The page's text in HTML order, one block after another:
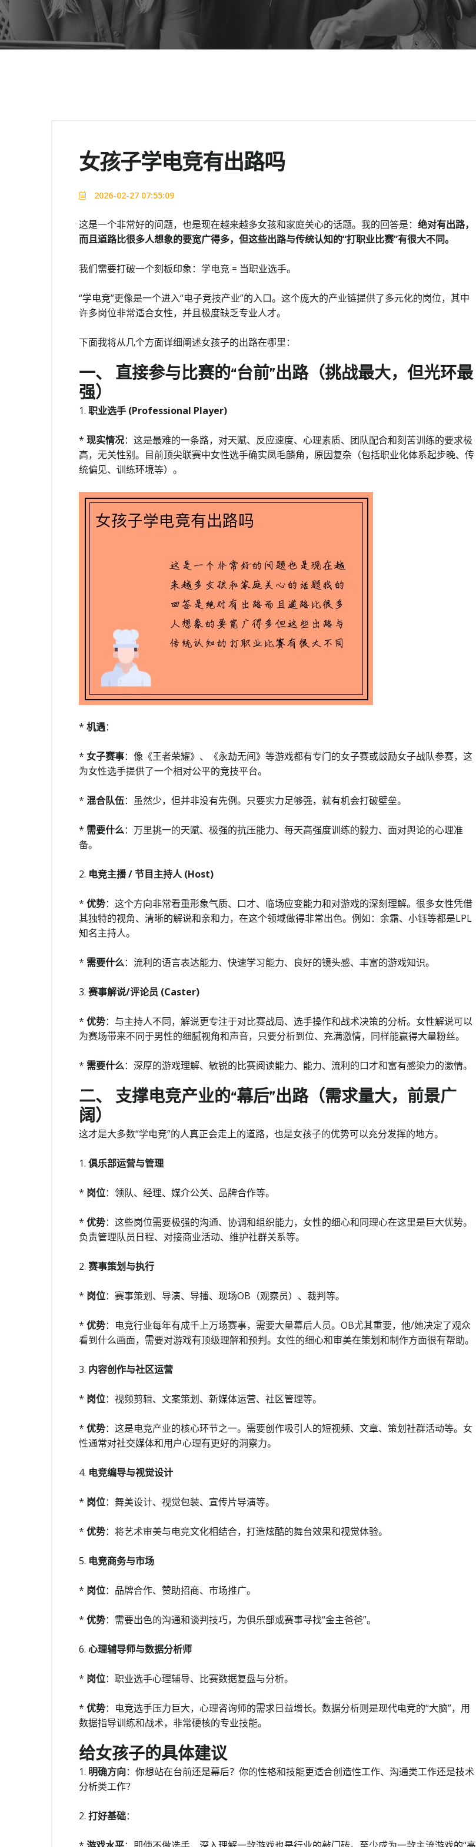
女孩子学电竞有出路吗
2026-02-27 07:55:09
这是一个非常好的问题，也是现在越来越多女孩和家庭关心的话题。我的回答是： 绝对有出路，
而且道路比很多人想象的要宽广得多，但这些出路与传统认知的“打职业比赛”有很大不同。
我们需要打破一个刻板印象：学电竞 = 当职业选手。
“学电竞”更像是一个进入“电子竞技产业”的入口。这个庞大的产业链提供了多元化的岗位，其中
许多岗位非常适合女性，并且极度缺乏专业人才。
下面我将从几个方面详细阐述女孩子的出路在哪里：
一、 直接参与比赛的“台前”出路（挑战最大，但光环最
强）
1. 职业选手 (Professional Player)
* 现实情况：这是最难的一条路，对天赋、反应速度、心理素质、团队配合和刻苦训练的要求极
高，无关性别。目前顶尖联赛中女性选手确实凤毛麟角，原因复杂（包括职业化体系起步晚、传
统偏见、训练环境等）。
* 机遇：
* 女子赛事：像《王者荣耀》、《永劫无间》等游戏都有专门的女子赛或鼓励女子战队参赛，这
为女性选手提供了一个相对公平的竞技平台。
* 混合队伍：虽然少，但并非没有先例。只要实力足够强，就有机会打破壁垒。
* 需要什么：万里挑一的天赋、极强的抗压能力、每天高强度训练的毅力、面对舆论的心理准
备。
2. 电竞主播 / 节目主持人 (Host)
* 优势：这个方向非常看重形象气质、口才、临场应变能力和对游戏的深刻理解。很多女性凭借
其独特的视角、清晰的解说和亲和力，在这个领域做得非常出色。例如：余霜、小钰等都是LPL
知名主持人。
* 需要什么：流利的语言表达能力、快速学习能力、良好的镜头感、丰富的游戏知识。
3. 赛事解说/评论员 (Caster)
* 优势：与主持人不同，解说更专注于对比赛战局、选手操作和战术决策的分析。女性解说可以
为赛场带来不同于男性的细腻视角和声音，只要分析到位、充满激情，同样能赢得大量粉丝。
* 需要什么：深厚的游戏理解、敏锐的比赛阅读能力、能力、流利的口才和富有感染力的激情。
二、 支撑电竞产业的“幕后”出路（需求量大，前景广
阔）
这才是大多数“学电竞”的人真正会走上的道路，也是女孩子的优势可以充分发挥的地方。
1. 俱乐部运营与管理
* 岗位：领队、经理、媒介公关、品牌合作等。
* 优势：这些岗位需要极强的沟通、协调和组织能力，女性的细心和同理心在这里是巨大优势。
负责管理队员日程、对接商业活动、维护社群关系等。
2. 赛事策划与执行
* 岗位：赛事策划、导演、导播、现场OB（观察员）、裁判等。
* 优势：电竞行业每年有成千上万场赛事，需要大量幕后人员。OB尤其重要，他/她决定了观众
看到什么画面，需要对游戏有顶级理解和预判。女性的细心和审美在策划和制作方面很有帮助。
3. 内容创作与社区运营
* 岗位：视频剪辑、文案策划、新媒体运营、社区管理等。
* 优势：这是电竞产业的核心环节之一。需要创作吸引人的短视频、文章、策划社群活动等。女
性通常对社交媒体和用户心理有更好的洞察力。
4. 电竞编导与视觉设计
* 岗位：舞美设计、视觉包装、宣传片导演等。
* 优势：将艺术审美与电竞文化相结合，打造炫酷的舞台效果和视觉体验。
5. 电竞商务与市场
* 岗位：品牌合作、赞助招商、市场推广。
* 优势：需要出色的沟通和谈判技巧，为俱乐部或赛事寻找“金主爸爸”。
6. 心理辅导师与数据分析师
* 岗位：职业选手心理辅导、比赛数据复盘与分析。
* 优势：电竞选手压力巨大，心理咨询师的需求日益增长。数据分析则是现代电竞的“大脑”，用
数据指导训练和战术，非常硬核的专业技能。
给女孩子的具体建议
1. 明确方向：你想站在台前还是幕后？你的性格和技能更适合创造性工作、沟通类工作还是技术
分析类工作？
2. 打好基础：